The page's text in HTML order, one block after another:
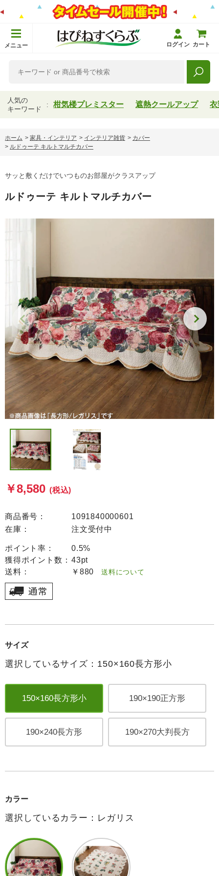
メニュー ログイン カート
人気の
キーワード
柑気楼プレミスター 遮熱クールアップ 衣
ホーム > 家具・インテリア > インテリア雑貨 > カバー
> ルドゥーテ キルトマルチカバー
サッと敷くだけでいつものお部屋がクラスアップ
ルドゥーテ キルトマルチカバー
￥8,580 (税込)
商品番号：
1091840000601
在庫：
注文受付中
ポイント率：
0.5%
獲得ポイント数： 43pt
送料：
￥880 送料について
サイズ
選択しているサイズ：150×160長方形小
150×160長方形小 190×190正方形
190×240長方形 190×270大判長方
カラー
選択しているカラー：レガリス